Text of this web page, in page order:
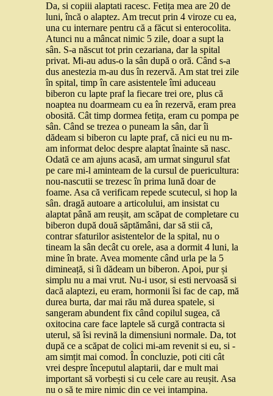
Da, si copiii alaptati racesc. Fetița mea are 20 de
luni, încă o alaptez. Am trecut prin 4 viroze cu ea,
una cu internare pentru că a făcut si enterocolita.
Atunci nu a mâncat nimic 5 zile, doar a supt la
sân. S-a născut tot prin cezariana, dar la spital
privat. Mi-au adus-o la sân după o oră. Când s-a
dus anestezia m-au dus în rezervă. Am stat trei zile
în spital, timp în care asistentele îmi aduceau
biberon cu lapte praf la fiecare trei ore, plus că
noaptea nu doarmeam cu ea în rezervă, eram prea
obosită. Cât timp dormea fetița, eram cu pompa pe
sân. Când se trezea o puneam la sân, dar îi
dădeam si biberon cu lapte praf, că nici eu nu m-
am informat deloc despre alaptat înainte să nasc.
Odată ce am ajuns acasă, am urmat singurul sfat
pe care mi-l aminteam de la cursul de puericultura:
nou-nascutii se trezesc în prima lună doar de
foame. Asa că verificam repede scutecul, si hop la
sân. dragă autoare a articolului, am insistat cu
alaptat până am reușit, am scăpat de completare cu
biberon după două săptămâni, dar să stii că,
contrar sfaturilor asistentelor de la spital, nu o
tineam la sân decât cu orele, asa a dormit 4 luni, la
mine în brate. Avea momente când urla pe la 5
dimineață, si îi dădeam un biberon. Apoi, pur și
simplu nu a mai vrut. Nu-i usor, si esti nervoasă si
dacă alaptezi, eu eram, hormonii îsi fac de cap, mă
durea burta, dar mai rău mă durea spatele, si
sangeram abundent fix când copilul sugea, că
oxitocina care face laptele să curgă contracta si
uterul, să îsi revină la dimensiuni normale. Da, tot
după ce a scăpat de colici mi-am revenit si eu, si -
am simțit mai comod. În concluzie, poti citi cât
vrei despre începutul alaptarii, dar e mult mai
important să vorbești si cu cele care au reușit. Asa
nu o să te mire nimic din ce vei intampina.